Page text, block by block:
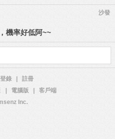
沙發
機率好低阿~~
登錄
註冊
電腦版
客戶端
Inc.